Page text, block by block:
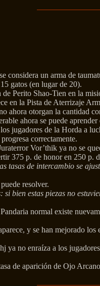
considera un arma de
gatos (en lugar de 20).
Perito Shao-Tien en la
en la Pista de Aterrizaje
ahora otorgan la cantidad
ahora se puede aprender
jugadores de la Horda a
correctamente.
Vor’thik ya no se
375 p. de honor en 250 p.
tasas de intercambio se
resolver.
si bien estas piezas no
normal existe
y se han mejorado
ya no enraíza a los
de aparición de Ojo